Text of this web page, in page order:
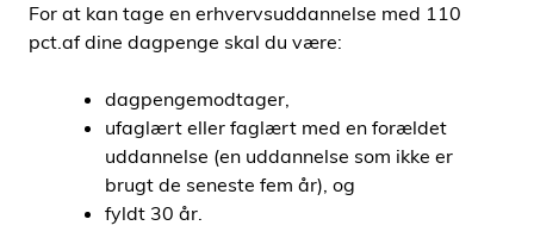
For at kan tage en erhvervsuddannelse med 110
pct.af dine dagpenge skal du være:
dagpengemodtager,
ufaglært eller faglært med en forældet
uddannelse (en uddannelse som ikke er
brugt de seneste fem år), og
fyldt 30 år.